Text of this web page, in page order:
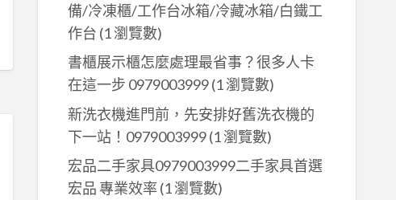
備/冷凍櫃/工作台冰箱/冷藏冰箱/白鐵工
作台 (1 瀏覽數)
書櫃展示櫃怎麼處理最省事？很多人卡
在這一步 0979003999(1 瀏覽數)
新洗衣機進門前，先安排好舊洗衣機的
下一站！0979003999(1 瀏覽數)
宏品二手家具0979003999二手家具首選
宏品 專業效率 (1 瀏覽數)